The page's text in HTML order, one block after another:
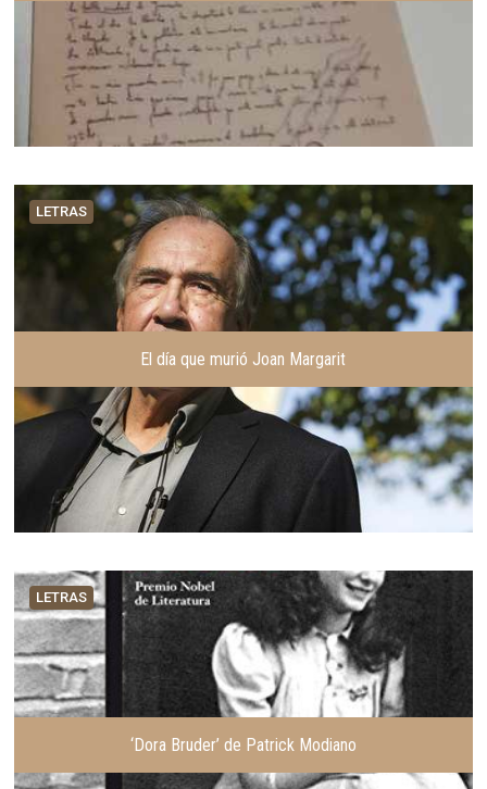
LETRAS
El día que murió Joan Margarit
LETRAS
‘Dora Bruder’ de Patrick Modiano